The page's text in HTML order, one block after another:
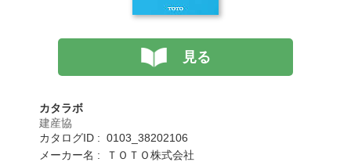
見る
カタラボ
建産協
カタログID : 0103_38202106
メーカー名 : ＴＯＴＯ株式会社